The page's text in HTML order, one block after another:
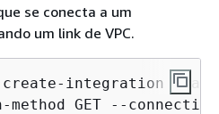
se conecta a um
um link de VPC.
create-integration --
method GET --